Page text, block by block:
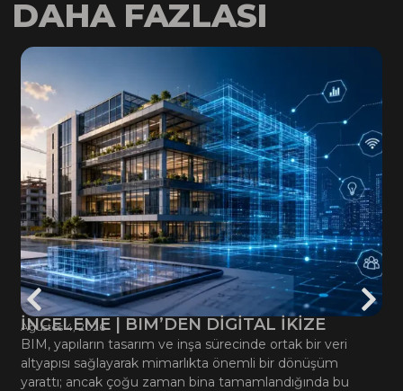
DAHA FAZLASI
İNCELEME | BIM’DEN DİGİTAL İKİZE
Ağustos 4, 2026
BIM, yapıların tasarım ve inşa sürecinde ortak bir veri
altyapısı sağlayarak mimarlıkta önemli bir dönüşüm
yarattı; ancak çoğu zaman bina tamamlandığında bu